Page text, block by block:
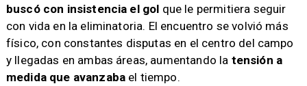
buscó con insistencia el gol que le permitiera seguir
con vida en la eliminatoria. El encuentro se volvió más
físico, con constantes disputas en el centro del campo
y llegadas en ambas áreas, aumentando la tensión a
medida que avanzaba el tiempo.